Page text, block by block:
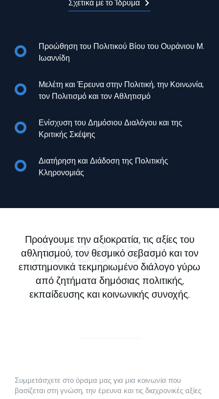
Σχετικά με το Ίδρυμα
Προώθηση του Πολιτικού Βίου του Ουράνιου Μ.
Ιωαννίδη
Μελέτη και Έρευνα στην Πολιτική, την Κοινωνία,
τον Πολιτισμό και τον Αθλητισμό
Ενίσχυση του Δημόσιου Διαλόγου και της
Κριτικής Σκέψης
Διατήρηση και Διάδοση της Πολιτικής
Κληρονομιάς
Αποστολή
Προάγουμε την αξιοκρατία, τις αξίες του
αθλητισμού, τον θεσμικό σεβασμό και τον
επιστημονικά τεκμηριωμένο διάλογο γύρω
από ζητήματα δημόσιας πολιτικής,
εκπαίδευσης και κοινωνικής συνοχής.
Συμμετάσχετε στο όραμα μας για μια κοινωνία που
βασίζεται στη γνώση, την έρευνα και τις διαχρονικές αξίες